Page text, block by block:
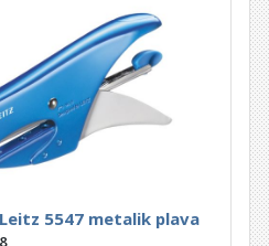
5547 metalik plava